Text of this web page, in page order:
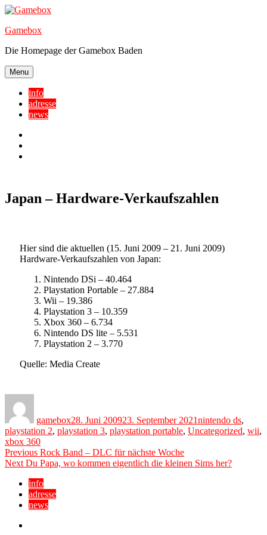
Skip
content
Gamebox
Die Homepage der Gamebox Baden
Menu
info
adresse
news
Japan – Hardware-Verkaufszahlen
Hier sind die aktuellen (15. Juni 2009 – 21. Juni 2009)
Hardware-Verkaufszahlen von Japan:
Nintendo DSi – 40.464
Playstation Portable – 27.884
Wii – 19.386
Playstation 3 – 10.359
Xbox 360 – 6.734
Nintendo DS lite – 5.531
Playstation 2 – 3.770
Quelle: Media Create
gamebox28. Juni 200923. September 2021nintendo ds,
playstation 2, playstation 3, playstation portable, Uncategorized, wii,
xbox 360
Beitragsnavigation
Previous Previous
post:
Rock Band – DLC für nächste Woche
Next Next
Du Papa, wo kommen eigentlich die kleinen Sims her?
info
adresse
news